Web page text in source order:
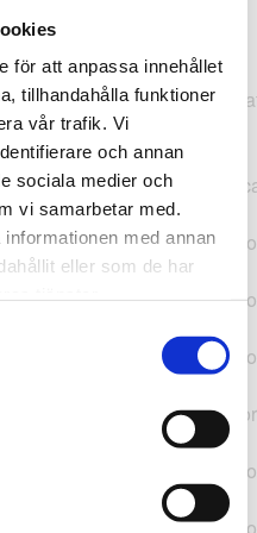
för att anpassa innehållet
tillhandahålla funktioner
vår trafik. Vi
och annan
sociala medier och
vi samarbetar med.
med annan
eller som de har
is not a
_next/static/chunks/pages/
at Array.map
_next/static/chunks/pages/
at lk
_next/static/chunks/
at i
_next/static/chunks/
_next/static/chunks/
_next/static/chunks/
at uI
_next/static/chunks/
at uE
_next/static/chunks/